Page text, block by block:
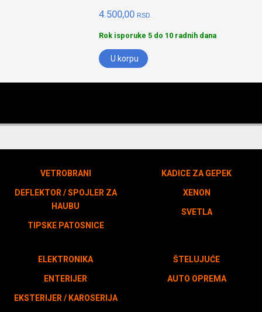
4.500,00 RSD.
Rok isporuke 5 do 10 radnih dana
U korpu
VETROBRANI
DEFLEKTOR / SPOJLER ZA
HAUBU
TIPSKE PATOSNICE
KADICE ZA GEPEK
XENON
SVETLA
ELEKTRONIKA
ENTERIJER
EKSTERIJER / KAROSERIJA
ŠTELUJUĆE
AUTO OPREMA